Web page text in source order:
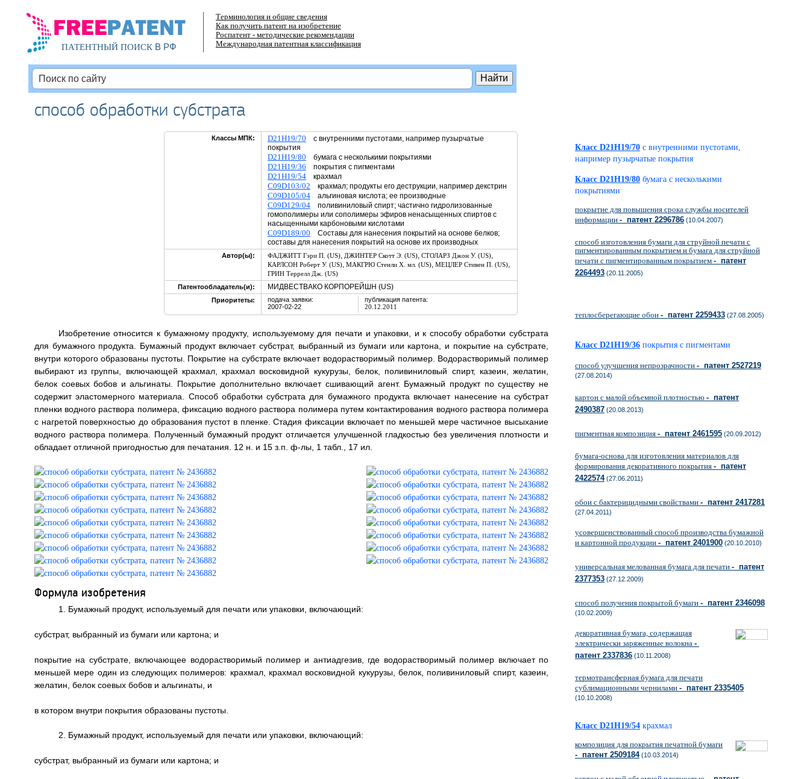
ПАТЕНТНЫЙ ПОИСКВ РФ
Терминология и общие сведения
Как получить патент на изобретение
Роспатент - методические рекомендации
Международная патентная классификация
способ обработки субстрата
Классы МПК: D21H19/70 с внутренними пустотами, например пузырчатые
покрытия
D21H19/80 бумага с несколькими покрытиями
D21H19/36 покрытия с пигментами
D21H19/54крахмал
C09D103/02 крахмал; продукты его деструкции, например декстрин
C09D105/04альгиновая кислота; ее производные
C09D129/04поливиниловый спирт; частично гидролизованные
гомополимеры или сополимеры эфиров ненасыщенных спиртов с
насыщенными карбоновыми кислотами
C09D189/00 Составы для нанесения покрытий на основе белков;
составы для нанесения покрытий на основе их производных
Автор(ы): ФАДЖИТТ Гэри П. (US), ДЖИНТЕР Скотт Э. (US), СТОЛАРЗ Джон У. (US),
КАРЛСОН Роберт У. (US), МАКГРЮ Стенли Х. мл. (US), МЕЦЛЕР Стивен П. (US),
ГРИН Террелл Дж. (US)
Патентообладатель(и):
МИДВЕСТВАКО КОРПОРЕЙШН (US)
Приоритеты:
подача заявки:
2007-02-22
публикация патента:
20.12.2011
Изобретение относится к бумажному продукту, используемому для печати и упаковки, и к способу обработки субстрата
для бумажного продукта. Бумажный продукт включает субстрат, выбранный из бумаги или картона, и покрытие на субстрате,
внутри которого образованы пустоты. Покрытие на субстрате включает водорастворимый полимер. Водорастворимый полимер
выбирают из группы, включающей крахмал, крахмал восковидной кукурузы, белок, поливиниловый спирт, казеин, желатин,
белок соевых бобов и альгинаты. Покрытие дополнительно включает сшивающий агент. Бумажный продукт по существу не
содержит эластомерного материала. Способ обработки субстрата для бумажного продукта включает нанесение на субстрат
пленки водного раствора полимера, фиксацию водного раствора полимера путем контактирования водного раствора полимера
с нагретой поверхностью до образования пустот в пленке. Стадия фиксации включает по меньшей мере частичное высыхание
водного раствора полимера. Полученный бумажный продукт отличается улучшенной гладкостью без увеличения плотности и
обладает отличной пригодностью для печатания. 12 н. и 15 з.п. ф-лы, 1 табл., 17 ил.
Формула изобретения
1. Бумажный продукт, используемый для печати или упаковки, включающий:
субстрат, выбранный из бумаги или картона; и
покрытие на субстрате, включающее водорастворимый полимер и антиадгезив, где водорастворимый полимер включает по
меньшей мере один из следующих полимеров: крахмал, крахмал восковидной кукурузы, белок, поливиниловый спирт, казеин,
желатин, белок соевых бобов и альгинаты, и
в котором внутри покрытия образованы пустоты.
2. Бумажный продукт, используемый для печати или упаковки, включающий:
субстрат, выбранный из бумаги или картона; и
Класс D21H19/70 с внутренними пустотами,
например пузырчатые покрытия
Класс D21H19/80 бумага с несколькими
покрытиями
покрытие для повышения срока службы носителей
информации - патент 2296786 (10.04.2007)
способ изготовления бумаги для струйной печати с
пигментированным покрытием и бумага для струйной
печати с пигментированным покрытием - патент
2264493 (20.11.2005)
теплосберегающие обои - патент 2259433 (27.08.2005)
Класс D21H19/36 покрытия с пигментами
способ улучшения непрозрачности - патент 2527219
(27.08.2014)
картон с малой объемной плотностью - патент
2490387 (20.08.2013)
пигментная композиция - патент 2461595 (20.09.2012)
бумага-основа для изготовления материалов для
формирования декоративного покрытия - патент
2422574(27.06.2011)
обои с бактерицидными свойствами - патент 2417281
(27.04.2011)
усовершенствованный способ производства бумажной
и картонной продукции - патент 2401900 (20.10.2010)
универсальная мелованная бумага для печати - патент
2377353 (27.12.2009)
способ получения покрытой бумаги - патент 2346098
(10.02.2009)
декоративная бумага, содержащая
электрически заряженные волокна -
патент 2337836 (10.11.2008)
термотрансферная бумага для печати
сублимационными чернилами - патент 2335405
(10.10.2008)
Класс D21H19/54 крахмал
композиция для покрытия печатной бумаги
- патент 2509184(10.03.2014)